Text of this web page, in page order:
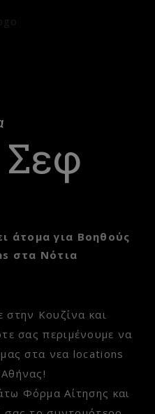
άτομα για Βοηθούς
στα Νότια
στην Κουζίνα και
σας περιμένουμε να
στα νεα locations
Φόρμα Αίτησης και